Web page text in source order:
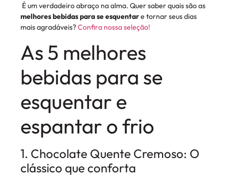
É um verdadeiro abraço na alma. Quer saber quais são as
melhores bebidas para se esquentare tornar seus dias
mais agradáveis?Confira nossa seleção!
As 5 melhores
bebidas para se
esquentar e
espantar o frio
1. Chocolate Quente Cremoso: O
clássico que conforta